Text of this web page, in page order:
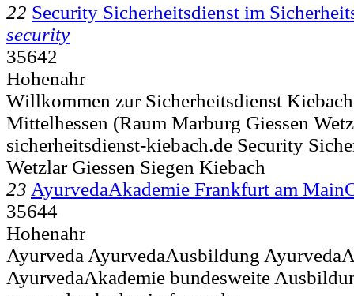
22 Security Sicherheitsdienst im
security
35642
Hohenahr
Willkommen zur Sicherheitsdienst
Mittelhessen (Raum Marburg Giessen
sicherheitsdienst-kiebach.de Security
Wetzlar Giessen Siegen Kiebach
23 AyurvedaAkademie Frankfurt am
35644
Hohenahr
Ayurveda AyurvedaAusbildung
AyurvedaAkademie bundesweite